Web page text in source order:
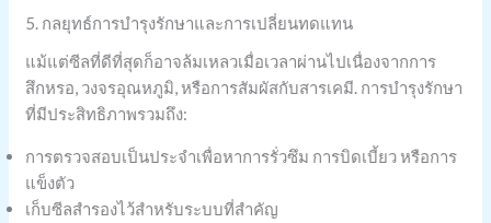
5. กลยุทธ์การบำรุงรักษาและการเปลี่ยนทดแทน
แม้แต่ซีลที่ดีที่สุดก็อาจล้มเหลวเมื่อเวลาผ่านไปเนื่องจากการ
สึกหรอ, วงจรอุณหภูมิ, หรือการสัมผัสกับสารเคมี. การบำรุงรักษา
ที่มีประสิทธิภาพรวมถึง:
การตรวจสอบเป็นประจำเพื่อหาการรั่วซึม การบิดเบี้ยว หรือการ
แข็งตัว
เก็บซีลสำรองไว้สำหรับระบบที่สำคัญ